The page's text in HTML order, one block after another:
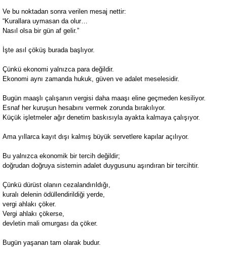
Ve bu noktadan sonra verilen mesaj nettir:
“Kurallara uymasan da olur…
Nasıl olsa bir gün af gelir.”
İşte asıl çöküş burada başlıyor.
Çünkü ekonomi yalnızca para değildir.
Ekonomi aynı zamanda hukuk, güven ve adalet meselesidir.
Bugün maaşlı çalışanın vergisi daha maaşı eline geçmeden kesiliyor.
Esnaf her kuruşun hesabını vermek zorunda bırakılıyor.
Küçük işletmeler ağır denetim baskısıyla ayakta kalmaya çalışıyor.
Ama yıllarca kayıt dışı kalmış büyük servetlere kapılar açılıyor.
Bu yalnızca ekonomik bir tercih değildir;
doğrudan doğruya sistemin adalet duygusunu aşındıran bir tercihtir.
Çünkü dürüst olanın cezalandırıldığı,
kuralı delenin ödüllendirildiği yerde,
vergi ahlakı çöker.
Vergi ahlakı çökerse,
devletin mali omurgası da çöker.
Bugün yaşanan tam olarak budur.